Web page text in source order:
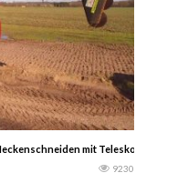
mit Teleskoplader —
9230